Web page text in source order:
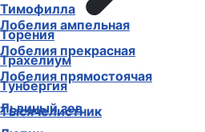
Лобелия ампельная
Лобелия прекрасная
Лобелия прямостоячая
Львиный зев
Тимофилла
Торения
Трахелиум
Тунбергия
Тысячелистник